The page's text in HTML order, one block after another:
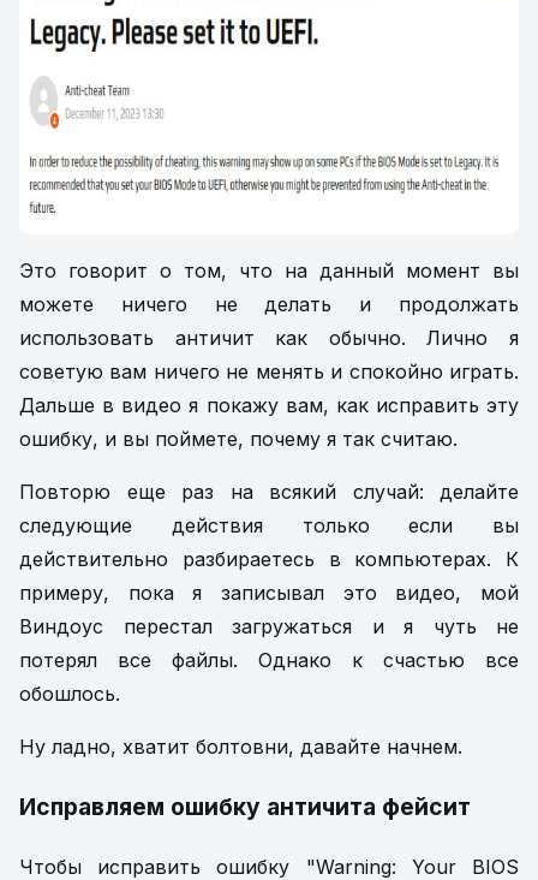
Это говорит о том, что на данный момент вы
можете ничего не делать и продолжать
использовать античит как обычно. Лично я
советую вам ничего не менять и спокойно играть.
Дальше в видео я покажу вам, как исправить эту
ошибку, и вы поймете, почему я так считаю.
Повторю еще раз на всякий случай: делайте
следующие действия только если вы
действительно разбираетесь в компьютерах. К
примеру, пока я записывал это видео, мой
Виндоус перестал загружаться и я чуть не
потерял все файлы. Однако к счастью все
обошлось.
Ну ладно, хватит болтовни, давайте начнем.
Исправляем ошибку античита фейсит
Чтобы исправить ошибку "Warning: Your BIOS